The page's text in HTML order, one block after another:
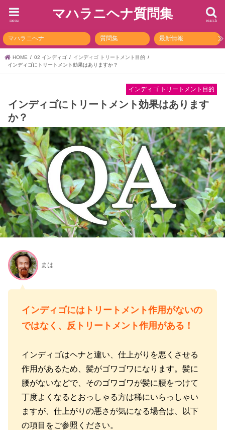
マハラニヘナ質問集 search
menu
マハラニヘナ 質問集 最新情報
HOME 02 インディゴ
インディゴ トリートメント目的
インディゴにトリートメント効果はありますか？
インディゴ トリートメント目的
インディゴにトリートメント効果はあります
か？
まは
インディゴにはトリートメント作用がないの
ではなく、反トリートメント作用がある！
インディゴはヘナと違い、仕上がりを悪くさせる
作用があるため、髪がゴワゴワになります。髪に
腰がないなどで、そのゴワゴワが髪に腰をつけて
丁度よくなるとおっしゃる方は稀にいらっしゃい
ますが、仕上がりの悪さが気になる場合は、以下
の項目をご参照ください。